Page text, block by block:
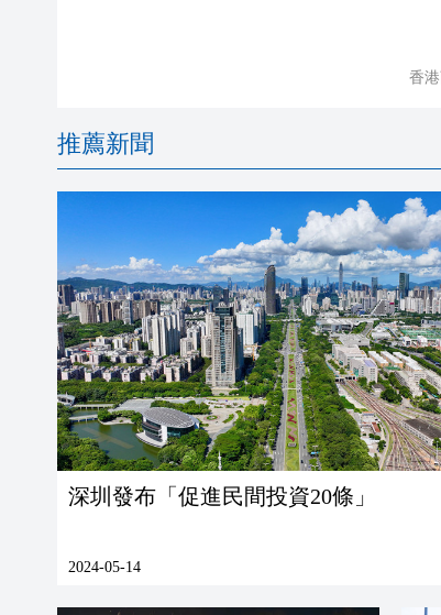
香
推薦新聞
深圳發布「促進民間投資20條」
2024-05-14